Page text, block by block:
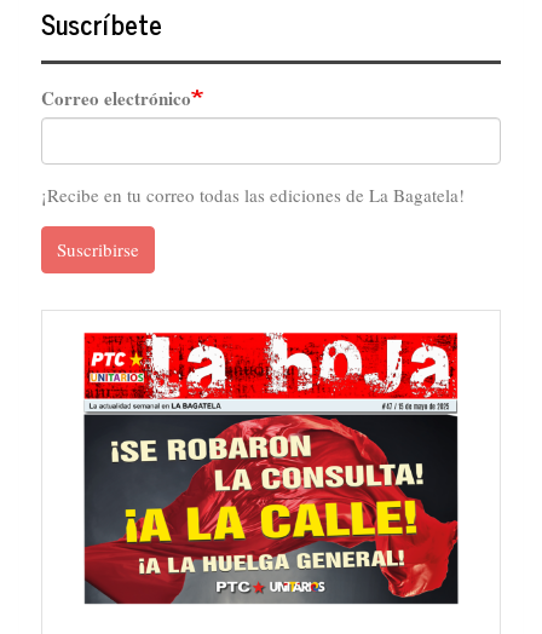
Suscríbete
Correo electrónico
¡Recibe en tu correo todas las ediciones de La Bagatela!
Suscribirse